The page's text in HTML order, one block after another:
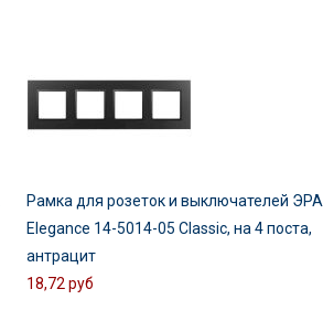
Рамка для розеток и выключателей ЭРА
Elegance 14-5014-05 Classic, на 4 поста,
антрацит
18,72 руб